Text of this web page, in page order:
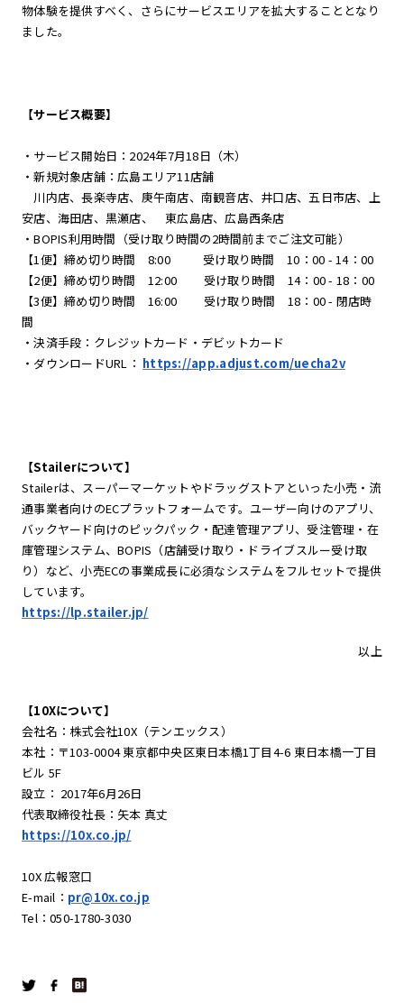
物体験を提供すべく、さらにサービスエリアを拡大することとなり
ました。
【サービス概要】
・サービス開始日：2024年7月18日（木）
・新規対象店舗：広島エリア11店舗
川内店、長楽寺店、庚午南店、南観音店、井口店、五日市店、上
安店、海田店、黒瀬店、 東広島店、広島西条店
・BOPIS利用時間（受け取り時間の2時間前までご注文可能）
【1便】締め切り時間 8:00 受け取り時間 10：00 - 14：00
【2便】締め切り時間 12:00 受け取り時間 14：00 - 18：00
【3便】締め切り時間 16:00 受け取り時間 18：00 - 閉店時
間
・決済手段：クレジットカード・デビットカード
・ダウンロードURL： https://app.adjust.com/uecha2v
【Stailerについて】
Stailerは、スーパーマーケットやドラッグストアといった小売・流
通事業者向けのECプラットフォームです。ユーザー向けのアプリ、
バックヤード向けのピックパック・配達管理アプリ、受注管理・在
庫管理システム、BOPIS（店舗受け取り・ドライブスルー受け取
り）など、小売ECの事業成長に必須なシステムをフルセットで提供
しています。
https://lp.stailer.jp/
以上
【10Xについて】
会社名：株式会社10X（テンエックス）
本社：〒103-0004 東京都中央区東日本橋1丁目4-6 東日本橋一丁目
ビル 5F
設立： 2017年6月26日
代表取締役社長：矢本 真丈
https://10x.co.jp/
10X 広報窓口
E-mail： pr@10x.co.jp
Tel：050-1780-3030